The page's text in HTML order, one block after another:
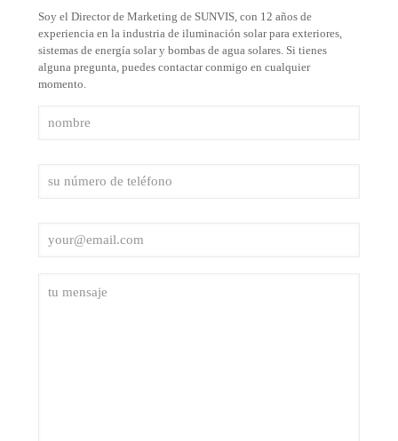
Soy el Director de Marketing de SUNVIS, con 12 años de
experiencia en la industria de iluminación solar para exteriores,
sistemas de energía solar y bombas de agua solares. Si tienes
alguna pregunta, puedes contactar conmigo en cualquier
momento.